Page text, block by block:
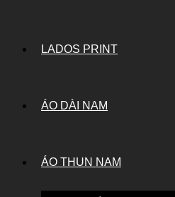
LADOS PRINT
ÁO DÀI NAM
ÁO THUN NAM